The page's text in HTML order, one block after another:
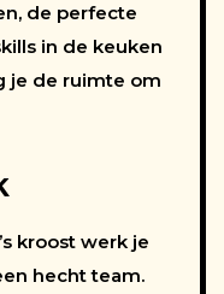
de perfecte
in de keuken
je de ruimte om
kroost werk je
hecht team.